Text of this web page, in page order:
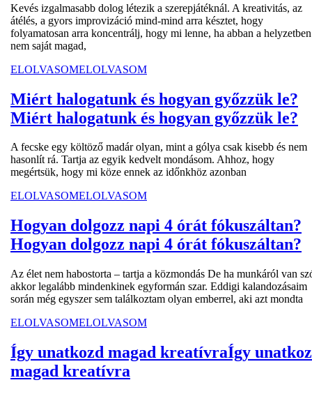
Kevés izgalmasabb dolog létezik a szerepjátéknál. A kreativitás, az
átélés, a gyors improvizáció mind-mind arra késztet, hogy
folyamatosan arra koncentrálj, hogy mi lenne, ha abban a helyzetben
nem saját magad,
ELOLVASOMELOLVASOM
Miért halogatunk és hogyan győzzük le?
Miért halogatunk és hogyan győzzük le?
A fecske egy költöző madár olyan, mint a gólya csak kisebb és nem
hasonlít rá. Tartja az egyik kedvelt mondásom. Ahhoz, hogy
megértsük, hogy mi köze ennek az időnkhöz azonban
ELOLVASOMELOLVASOM
Hogyan dolgozz napi 4 órát fókuszáltan?
Hogyan dolgozz napi 4 órát fókuszáltan?
Az élet nem habostorta – tartja a közmondás De ha munkáról van
akkor legalább mindenkinek egyformán szar. Eddigi kalandozásaim
során még egyszer sem találkoztam olyan emberrel, aki azt mondta
ELOLVASOMELOLVASOM
Így unatkozd magad kreatívraÍgy
magad kreatívra